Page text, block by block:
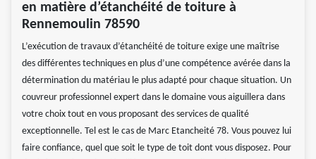
en matière d’étanchéité de toiture à
Rennemoulin 78590
L’exécution de travaux d’étanchéité de toiture exige une maîtrise
des différentes techniques en plus d’une compétence avérée dans la
détermination du matériau le plus adapté pour chaque situation. Un
couvreur professionnel expert dans le domaine vous aiguillera dans
votre choix tout en vous proposant des services de qualité
exceptionnelle. Tel est le cas de Marc Etancheité 78. Vous pouvez lui
faire confiance, quel que soit le type de toit dont vous disposez. Pour